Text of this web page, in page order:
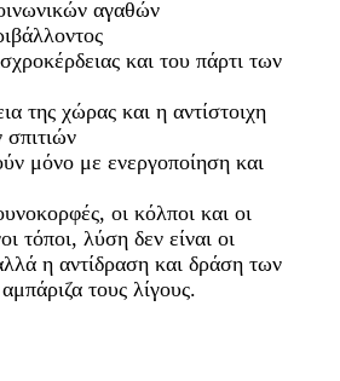
αγαθών
και του πάρτι των
της χώρας και η αντίστοιχη
μόνο με ενεργοποίηση και
οι κόλποι και οι
τόποι, λύση δεν είναι οι
η αντίδραση και δράση των
τους λίγους.